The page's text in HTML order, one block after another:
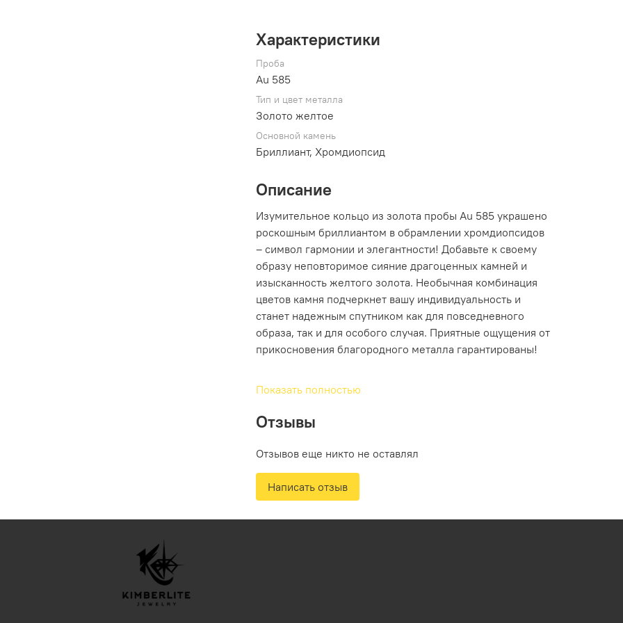
Характеристики
Проба
Au 585
Тип и цвет металла
Золото желтое
Основной камень
Бриллиант, Хромдиопсид
Описание
Изумительное кольцо из золота пробы Au 585 украшено
роскошным бриллиантом в обрамлении хромдиопсидов
– символ гармонии и элегантности! Добавьте к своему
образу неповторимое сияние драгоценных камней и
изысканность желтого золота. Необычная комбинация
цветов камня подчеркнет вашу индивидуальность и
станет надежным спутником как для повседневного
образа, так и для особого случая. Приятные ощущения от
прикосновения благородного металла гарантированы!
Показать полностью
Отзывы
Отзывов еще никто не оставлял
Написать отзыв